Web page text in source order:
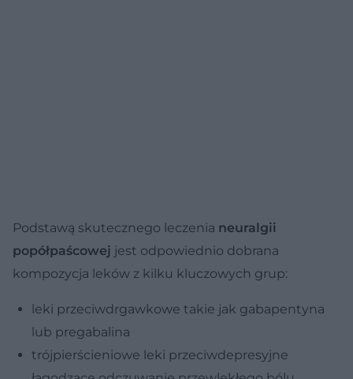
Podstawą skutecznego leczenia neuralgii
popółpaścowej jest odpowiednio dobrana
kompozycja leków z kilku kluczowych grup:
leki przeciwdrgawkowe takie jak gabapentyna
lub pregabalina
trójpierścieniowe leki przeciwdepresyjne